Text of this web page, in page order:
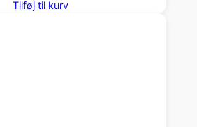
Tilføj til kurv